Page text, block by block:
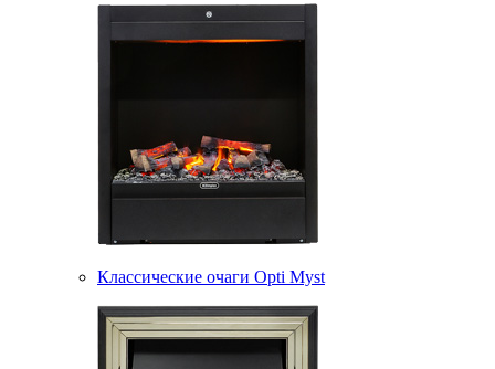
Классические очаги Opti Myst